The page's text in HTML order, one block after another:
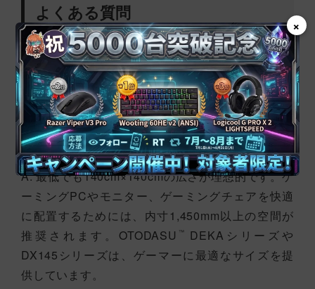
よくある質問
ゲーマーの皆さん、防音室選びで悩んでいません
か？快適なゲーミング環境を作るためのよくある疑
問に、防音専門家が徹底解説します！
Q: ゲーム用防音室に最低限必要な広さはどのくらい
ですか？
A: 最低でも140cm×140cmの広さが理想的です。ゲ
ーミングPCやモニター、ゲーミングチェアを快適
に配置するためには、内寸1,450mm以上の空間が
推奨されます。OTODASU ™
DEKAシリーズや
DX145シリーズは、ゲーマーに最適なサイズを提
供しています。
×